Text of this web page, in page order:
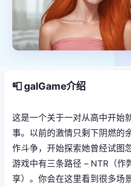
📮 galGame介绍
这是一个关于一对从高中开始
事。以前的激情只剩下阴燃的
作斗争，开始探索她曾经试图
游戏中有三条路径 – NTR（作
享）。你会在这里看到很多场